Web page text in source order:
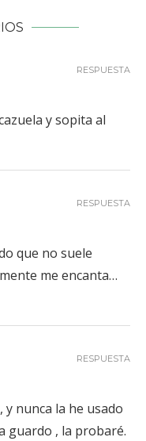
y sopita al
RESPUESTA
que no suele
me encanta…
RESPUESTA
y nunca la he usado
guardo , la probaré.
RESPUESTA